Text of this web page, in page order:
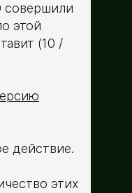
совершили
этой
(10 /
действие.
этих